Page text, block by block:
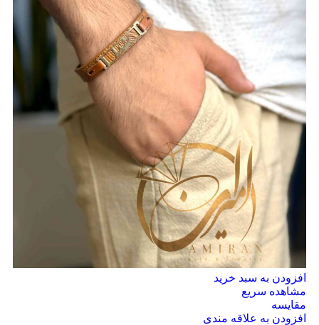
افزودن به سبد خرید
مشاهده سریع
مقایسه
افزودن به علاقه مندی